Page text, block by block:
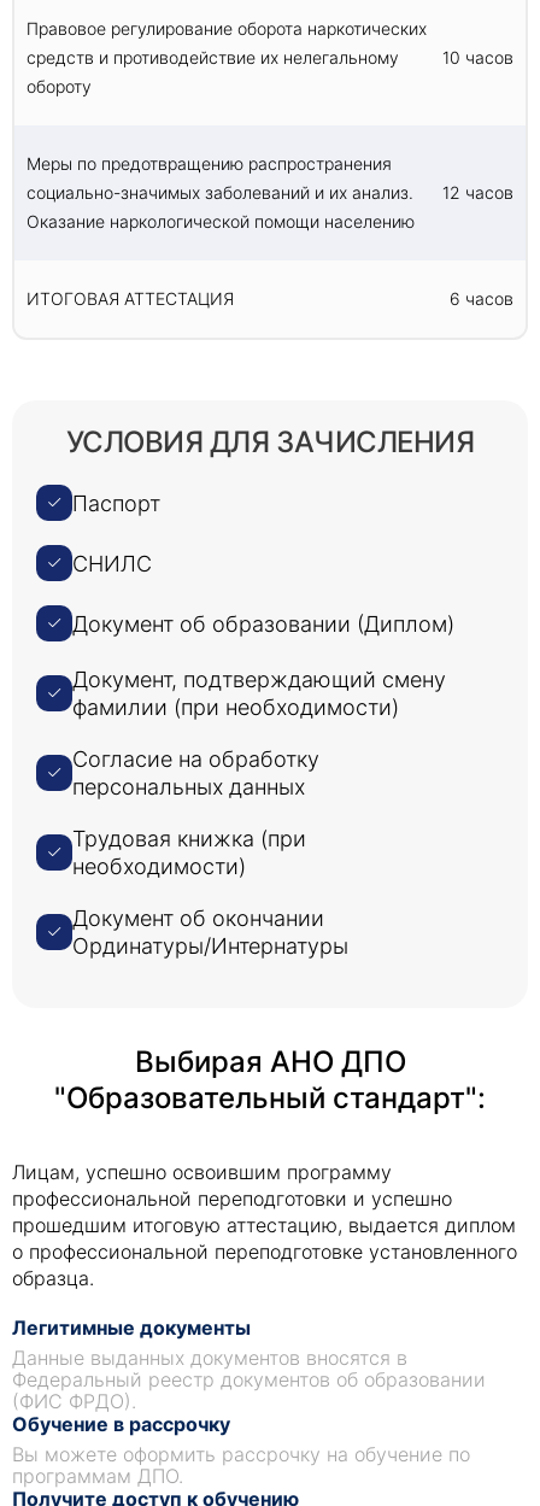
Правовое регулирование оборота наркотических
средств и противодействие их нелегальному
обороту
10 часов
Меры по предотвращению распространения
социально-значимых заболеваний и их анализ.
Оказание наркологической помощи населению
12 часов
ИТОГОВАЯ АТТЕСТАЦИЯ 6 часов
УСЛОВИЯ ДЛЯ ЗАЧИСЛЕНИЯ
Паспорт
СНИЛС
Документ об образовании (Диплом)
Документ, подтверждающий смену
фамилии (при необходимости)
Согласие на обработку
персональных данных
Трудовая книжка (при
необходимости)
Документ об окончании
Ординатуры/Интернатуры
Выбирая АНО ДПО
"Образовательный стандарт":
Лицам, успешно освоившим программу
профессиональной переподготовки и успешно
прошедшим итоговую аттестацию, выдается диплом
о профессиональной переподготовке установленного
образца.
Легитимные документы
Данные выданных документов вносятся в
Федеральный реестр документов об образовании
(ФИС ФРДО).
Обучение в рассрочку
Вы можете оформить рассрочку на обучение по
программам ДПО.
Получите доступ к обучению